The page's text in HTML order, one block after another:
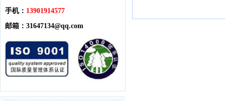
手机： 13901914577
邮箱： 31647134@qq.com